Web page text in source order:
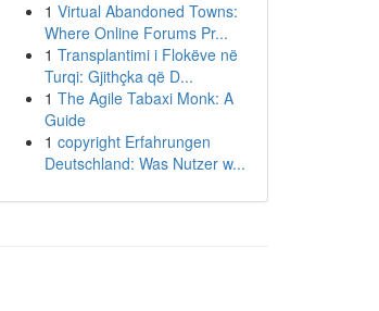
1 Virtual Abandoned Towns:
Where Online Forums Pr...
1 Transplantimi i Flokëve në
Turqi: Gjithçka që D...
1 The Agile Tabaxi Monk: A
Guide
1 copyright Erfahrungen
Deutschland: Was Nutzer w...